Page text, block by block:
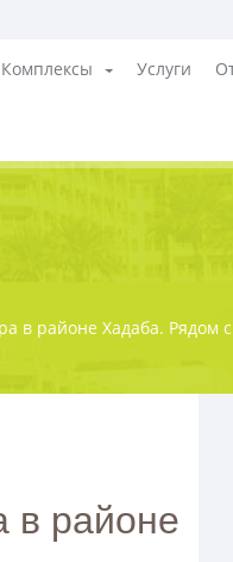
Комплексы Услуги
в районе Хадаба. Рядом
в районе